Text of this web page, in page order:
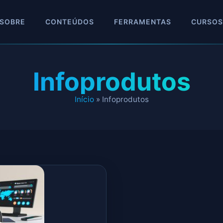
SOBRE CONTEÚDOS FERRAMENTAS CURSOS
Infoprodutos
Início» Infoprodutos